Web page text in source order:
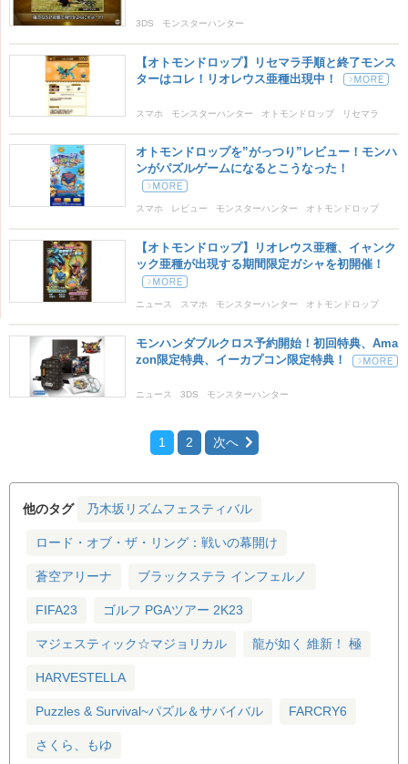
3DS モンスターハンター
モンスターハンターダブルクロス
【オトモンドロップ】リセマラ手順と終了モンス
ターはコレ！リオレウス亜種出現中！
スマホ モンスターハンター オトモンドロップ リセマラ
オトモンドロップを”がっつり”レビュー！モンハ
ンがパズルゲームになるとこうなった！
スマホ レビュー モンスターハンター オトモンドロップ
【オトモンドロップ】リオレウス亜種、イャンク
ック亜種が出現する期間限定ガシャを初開催！
ニュース スマホ モンスターハンター オトモンドロップ
モンハンダブルクロス予約開始！初回特典、Ama
zon限定特典、イーカプコン限定特典！
ニュース 3DS モンスターハンター
1 2 次へ
他のタグ 乃木坂リズムフェスティバル
ロード・オブ・ザ・リング：戦いの幕開け
蒼空アリーナ ブラックステラ インフェルノ
FIFA23 ゴルフ PGAツアー 2K23
マジェスティック☆マジョリカル 龍が如く 維新！ 極
HARVESTELLA
Puzzles & Survival~パズル＆サバイバル FARCRY6
さくら、もゆ